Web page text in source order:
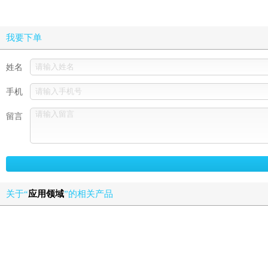
我要下单
姓名
手机
留言
关于“应用领域”的相关产品